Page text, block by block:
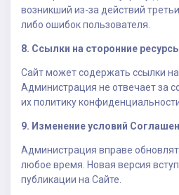
возникший из-за действий
либо ошибок пользователя.
8. Ссылки на сторонние
Сайт может содержать ссылки на
Администрация не отвечает за
их политику
9. Изменение условий
Администрация вправе
любое время. Новая версия
публикации на Сайте.